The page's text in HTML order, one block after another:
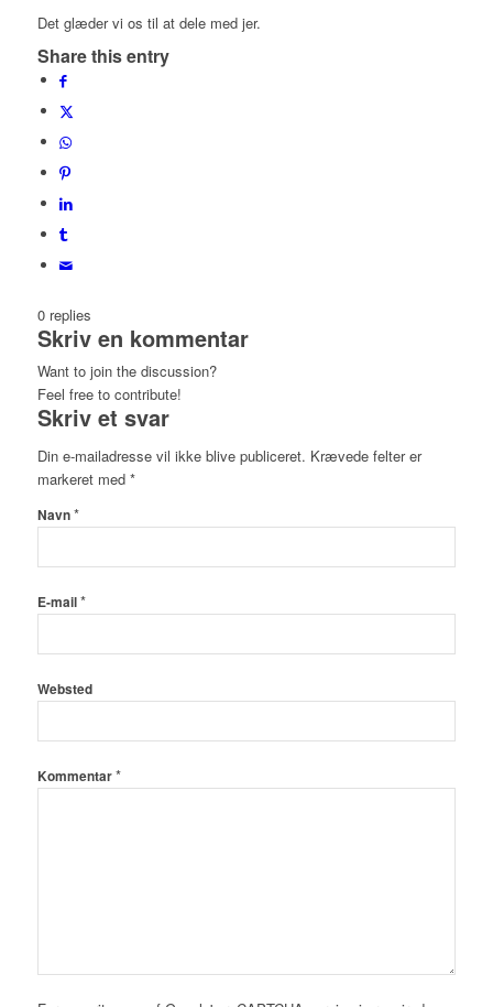
Det glæder vi os til at dele med jer.
Share this entry
0 replies
Skriv en kommentar
Want to join the discussion?
Feel free to contribute!
Skriv et svar
Din e-mailadresse vil ikke blive publiceret. Krævede felter er
markeret med *
Navn*
E-mail*
Websted
Kommentar*